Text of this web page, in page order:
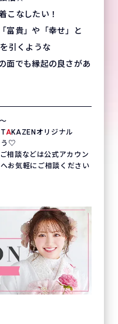
こなしたい！
富貴」や「幸せ」と
引くような
面でも縁起の良さがあ
AKAZENオリジナル
う♡
相談などは公式アカウン
お気軽にご相談ください